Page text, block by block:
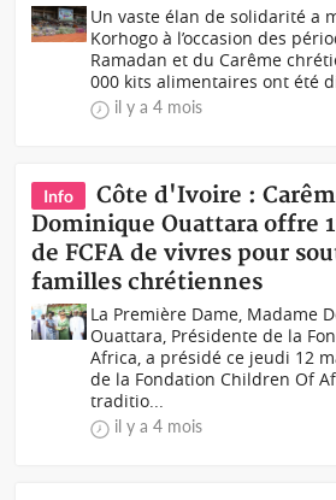
Un vaste élan de solidarité a
Korhogo à l’occasion des
Ramadan et du Carême
000 kits alimentaires ont été
il y a 4 mois
Info
Côte d'Ivoire :
Dominique Ouattara offre
de FCFA de vivres pour
familles chrétiennes
La Première Dame, Madame
Ouattara, Présidente de la
Africa, a présidé ce jeudi 12
de la Fondation Children Of
traditio...
il y a 4 mois